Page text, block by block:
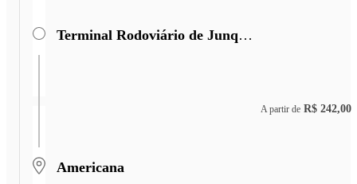
Terminal Rodoviário de Junqueirópolis
Americana
A partir de R$ 242,00